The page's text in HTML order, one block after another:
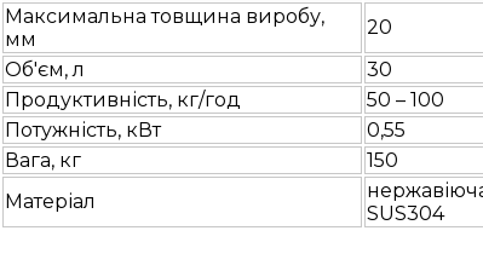
Максимальна товщина виробу,
мм
20
Об'єм, л
30
Продуктивність, кг/год
50 – 100
Потужність, кВт
0,55
Вага, кг
150
Матеріал
SUS304